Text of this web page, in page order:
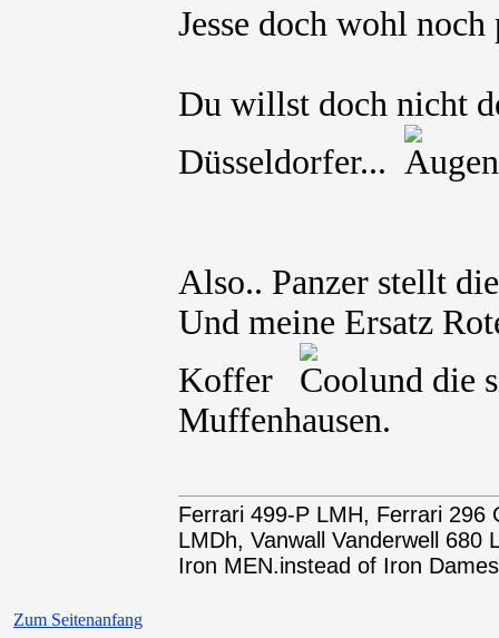
Jesse doch wohl
Du willst doch nicht
Düsseldorfer...
Also.. Panzer stellt
Und meine Ersatz
Koffer
und die
Muffenhausen.
Zum Seitenanfang
Ferrari 499-P LMH, Ferrari 296
LMDh, Vanwall Vanderwell
Iron MEN.instead of Iron